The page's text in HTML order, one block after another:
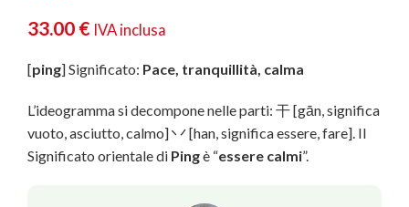
33.00 € IVA inclusa
[ping] Significato: Pace, tranquillità, calma
L’ideogramma si decompone nelle parti: 干 [gān, significa
vuoto, asciutto, calmo] 丷 [han, significa essere, fare]. Il
Significato orientale di Pingè “essere calmi”.